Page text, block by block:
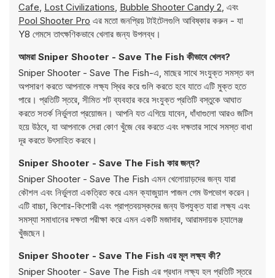
Cafe, Lost Civilizations, Bubble Shooter Candy 2, এবং
Pool Shooter Pro এর মতো জনপ্রিয় টাইটেলগুলি আবিষ্কার করুন - যা
Y8 গেমসে তাৎক্ষণিকভাবে খেলার জন্য উপলব্ধ।
আমরা Sniper Shooter - Save The Fish কীভাবে খেলব?
Sniper Shooter - Save The Fish-এ, মাছের সাথে সংযুক্ত সমস্ত বল
অপসারণ করতে আপনাকে লক্ষ্য স্থির করে গুলি করতে হবে যাতে এটি মুক্ত হতে
পারে। প্রতিটি স্তরে, সীমিত শট ব্যবহার করে সংযুক্ত প্রতিটি বস্তুকে আঘাত
করতে সতর্ক নির্ভুলতা প্রয়োজন। আপনি যত এগিয়ে যাবেন, ধাঁধাগুলো আরও জটিল
হয়ে উঠবে, যা আপনাকে সেরা কোণ খুঁজে বের করতে এবং দক্ষতার সাথে সমস্ত বাধা
দূর করতে উৎসাহিত করবে।
Sniper Shooter - Save The Fish কার জন্য?
Sniper Shooter - Save The Fish এমন খেলোয়াড়দের জন্য যারা
কৌশল এবং নির্ভুলতা একত্রিত করে এমন ক্যাজুয়াল পাজল গেম উপভোগ করেন।
এটি বাচ্চা, কিশোর-কিশোরী এবং প্রাপ্তবয়স্কদের জন্য উপযুক্ত যারা লক্ষ্য এবং
সমস্যা সমাধানের দক্ষতা পরীক্ষা করে এমন একটি মজাদার, আরামদায়ক চ্যালেঞ্জ
খুঁজছেন।
Sniper Shooter - Save The Fish এর মূল লক্ষ্য কী?
Sniper Shooter - Save The Fish এর প্রধান লক্ষ্য হল প্রতিটি স্তরে